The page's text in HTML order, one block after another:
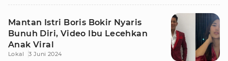
Mantan Istri Boris Bokir Nyaris
Bunuh Diri, Video Ibu Lecehkan
Anak Viral
Lokal 3 Juni 2024